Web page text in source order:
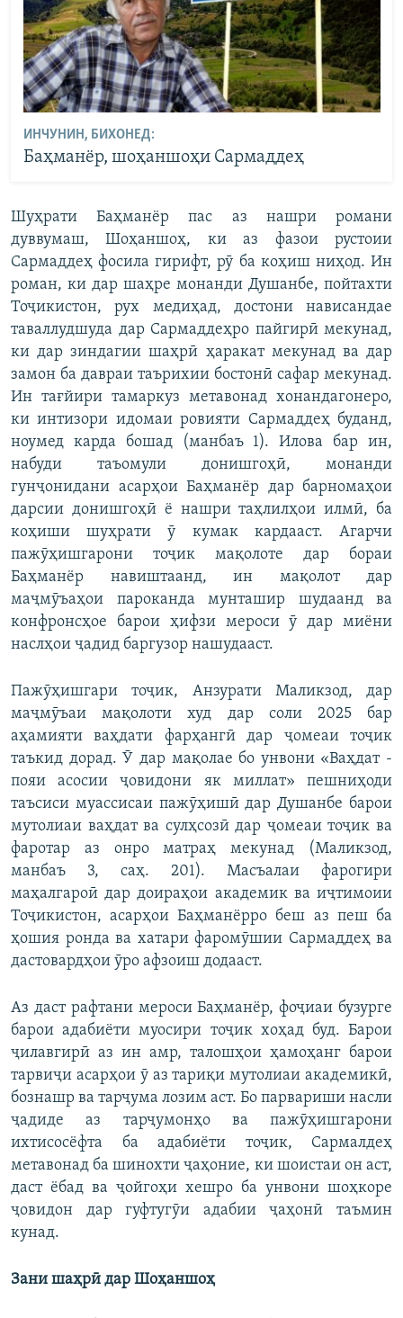
ИНЧУНИН, БИХОНЕД:
Баҳманёр, шоҳаншоҳи Сармаддеҳ
Шуҳрати Баҳманёр пас аз нашри романи
дуввумаш, Шоҳаншоҳ, ки аз фазои рустоии
Сармаддеҳ фосила гирифт, рӯ ба коҳиш ниҳод. Ин
роман, ки дар шаҳре монанди Душанбе, пойтахти
Тоҷикистон, рух медиҳад, достони нависандае
таваллудшуда дар Сармаддеҳро пайгирӣ мекунад,
ки дар зиндагии шаҳрӣ ҳаракат мекунад ва дар
замон ба давраи таърихии бостонӣ сафар мекунад.
Ин тағйири тамаркуз метавонад хонандагонеро,
ки интизори идомаи ровияти Сармаддеҳ буданд,
ноумед карда бошад (манбаъ 1). Илова бар ин,
набуди таъомули донишгоҳӣ, монанди
гунҷонидани асарҳои Баҳманёр дар барномаҳои
дарсии донишгоҳӣ ё нашри таҳлилҳои илмӣ, ба
коҳиши шуҳрати ӯ кумак кардааст. Агарчи
пажӯҳишгарони тоҷик мақолоте дар бораи
Баҳманёр навиштаанд, ин мақолот дар
маҷмӯъаҳои пароканда мунташир шудаанд ва
конфронсҳое барои ҳифзи мероси ӯ дар миёни
наслҳои ҷадид баргузор нашудааст.
Пажӯҳишгари тоҷик, Анзурати Маликзод, дар
маҷмӯъаи мақолоти худ дар соли 2025 бар
аҳамияти ваҳдати фарҳангӣ дар ҷомеаи тоҷик
таъкид дорад. Ӯ дар мақолае бо унвони «Ваҳдат -
пояи асосии ҷовидони як миллат» пешниҳоди
таъсиси муассисаи пажӯҳишӣ дар Душанбе барои
мутолиаи ваҳдат ва сулҳсозӣ дар ҷомеаи тоҷик ва
фаротар аз онро матраҳ мекунад (Маликзод,
манбаъ 3, саҳ. 201). Масъалаи фарогири
маҳалгароӣ дар доираҳои академик ва иҷтимоии
Тоҷикистон, асарҳои Баҳманёрро беш аз пеш ба
ҳошия ронда ва хатари фаромӯшии Сармаддеҳ ва
дастовардҳои ӯро афзоиш додааст.
Аз даст рафтани мероси Баҳманёр, фоҷиаи бузурге
барои адабиёти муосири тоҷик хоҳад буд. Барои
ҷилавгирӣ аз ин амр, талошҳои ҳамоҳанг барои
тарвиҷи асарҳои ӯ аз тариқи мутолиаи академикӣ,
бознашр ва тарҷума лозим аст. Бо парвариши насли
ҷадиде аз тарҷумонҳо ва пажӯҳишгарони
ихтисосёфта ба адабиёти тоҷик, Сармалдеҳ
метавонад ба шинохти ҷаҳоние, ки шоистаи он аст,
даст ёбад ва ҷойгоҳи хешро ба унвони шоҳкоре
ҷовидон дар гуфтугӯи адабии ҷаҳонӣ таъмин
кунад.
Зани шаҳрӣ дар Шоҳаншоҳ